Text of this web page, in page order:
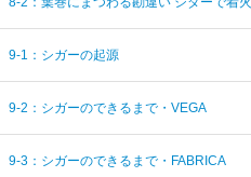
9-1：シガーの起源
9-2：シガーのできるまで・VEGA
9-3：シガーのできるまで・FABRICA